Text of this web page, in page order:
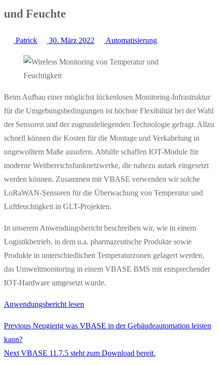
und Feuchte
Patrick 30. März 2022 Automatisierung
Beim Aufbau einer möglichst lückenlosen Monitoring-Infrastruktur
für die Umgebungsbedingungen ist höchste Flexibilität bei der Wahl
der Sensoren und der zugrundeliegenden Technologie gefragt. Allzu
schnell können die Kosten für die Montage und Verkabelung in
ungewolltem Maße ausufern. Abhilfe schaffen IOT-Module für
moderne Weitbereichsfunknetzwerke, die nahezu autark eingesetzt
werden können. Zusammen mit VBASE verwenden wir solche
LoRaWAN-Sensoren für die Überwachung von Temperatur und
Luftfeuchtigkeit in GLT-Projekten.
In unserem Anwendungsbericht beschreiben wir, wie in einem
Logistikbetrieb, in dem u.a. pharmazeutische Produkte sowie
Produkte in unterschiedlichen Temperaturzonen gelagert werden,
das Umweltmonitoring in einem VBASE BMS mit entsprechender
IOT-Hardware umgesetzt wurde.
Anwendungsbericht lesen
Previous Neugierig was VBASE in der Gebäudeautomation leisten
kann?
Next VBASE 11.7.5 steht zum Download bereit.